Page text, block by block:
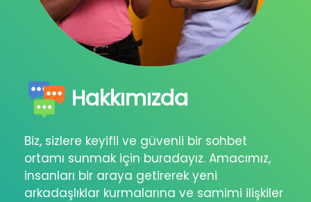
Hakkımızda
Biz, sizlere keyifli ve güvenli bir sohbet
ortamı sunmak için buradayız. Amacımız,
insanları bir araya getirerek yeni
arkadaşlıklar kurmalarına ve samimi ilişkiler